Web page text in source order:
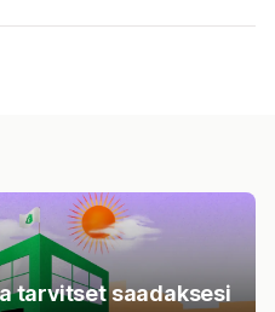
tarvitset saadaksesi